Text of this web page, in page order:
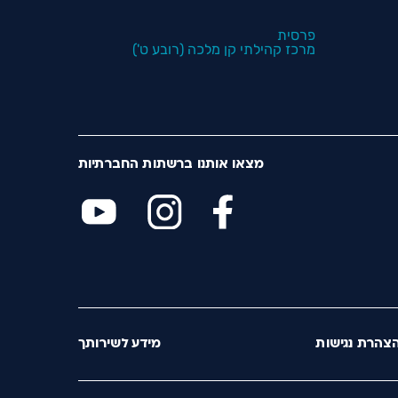
פרסית
מרכז קהילתי קן מלכה (רובע ט')
מצאו אותנו ברשתות החברתיות
נגישות מידע לשירותך